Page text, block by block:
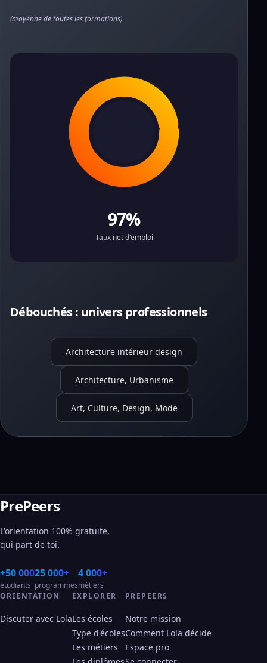
(moyenne de toutes les formations)
97%
Taux net d'emploi
Débouchés : univers professionnels
Architecture intérieur design
Architecture, Urbanisme
Art, Culture, Design, Mode
PrePeers
L'orientation 100% gratuite,
qui part de toi.
+50 000
étudiants
25 000+
programmes
4 000+
métiers
ORIENTATION
Discuter avec Lola
EXPLORER
Les écoles
Type d'écoles
Les métiers
PREPEERS
Notre mission
Comment Lola décide
Espace pro